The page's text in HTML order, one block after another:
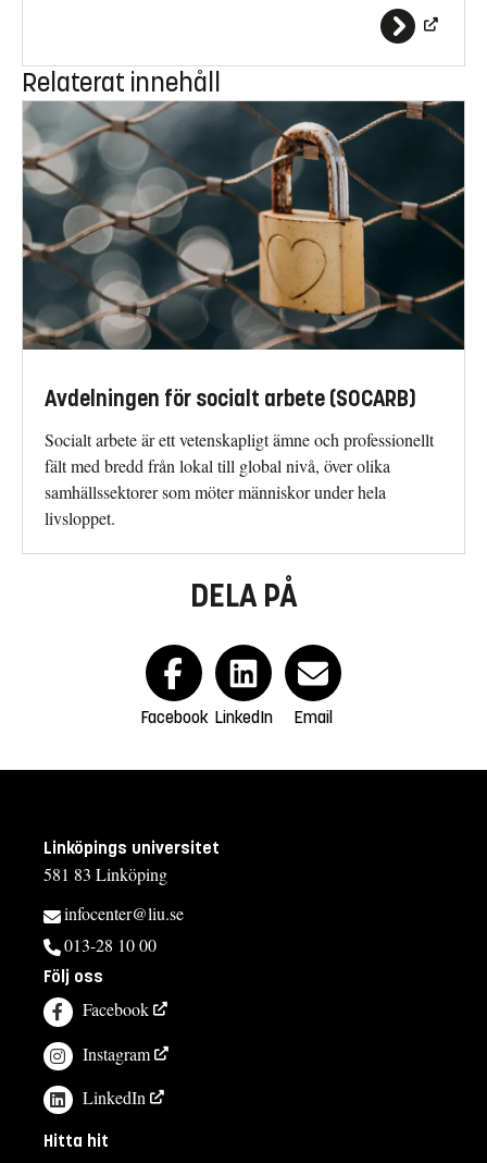
Relaterat innehåll
Avdelningen för socialt arbete (SOCARB)
Socialt arbete är ett vetenskapligt ämne och professionellt
fält med bredd från lokal till global nivå, över olika
samhällssektorer som möter människor under hela
livsloppet.
DELA PÅ
Facebook LinkedIn Email
Linköpings universitet
581 83 Linköping
infocenter@liu.se
013-28 10 00
Följ oss
Facebook
Instagram
LinkedIn
Hitta hit